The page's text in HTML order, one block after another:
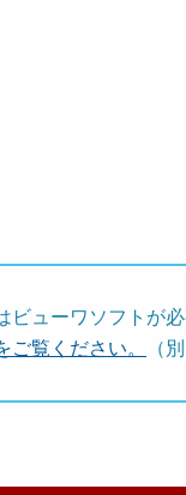
ビューワソフトが必
覧ください。
（